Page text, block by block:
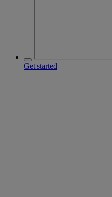
Get started